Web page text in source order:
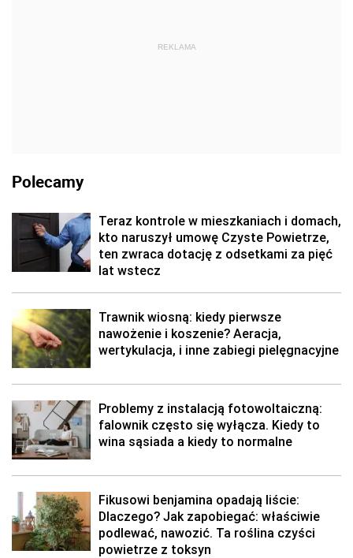
REKLAMA
Polecamy
Teraz kontrole w mieszkaniach i domach,
kto naruszył umowę Czyste Powietrze,
ten zwraca dotację z odsetkami za pięć
lat wstecz
Trawnik wiosną: kiedy pierwsze
nawożenie i koszenie? Aeracja,
wertykulacja, i inne zabiegi pielęgnacyjne
Problemy z instalacją fotowoltaiczną:
falownik często się wyłącza. Kiedy to
wina sąsiada a kiedy to normalne
Fikusowi benjamina opadają liście:
Dlaczego? Jak zapobiegać: właściwie
podlewać, nawozić. Ta roślina czyści
powietrze z toksyn